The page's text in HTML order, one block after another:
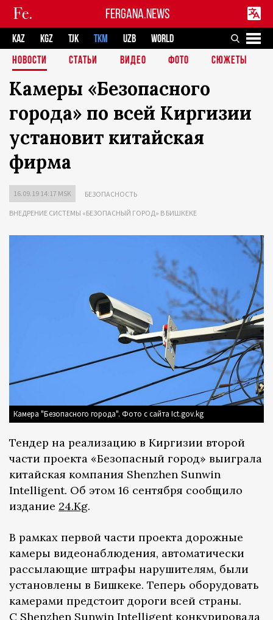
FERGANA.NEWS
KAZ KGZ TJK TKM UZB
WORLD
НОВОСТИ
СТАТЬИ ВИДЕО ФОТО СЮЖЕТЫ
Камеры «Безопасного
города» по всей Киргизии
установит китайская
фирма
16.09.19 14:17 MSK БЕЗОПАСНОСТЬ
ВНЕДРЕНИЕ СИСТЕМЫ «БЕЗОПАСНЫЙ ГОРОД» В БИШКЕКЕ
Камера "Безопасного города". Фото с сайта Ict.gov.kg
Тендер на реализацию в Киргизии второй
части проекта «Безопасный город» выиграла
китайская компания Shenzhen Sunwin
Intelligent. Об этом 16 сентября сообщило
издание 24.Kg.
В рамках первой части проекта дорожные
камеры видеонаблюдения, автоматически
рассылающие штрафы нарушителям, были
установлены в Бишкеке. Теперь оборудовать
камерами предстоит дороги всей страны.
С Shenzhen Sunwin Intelligent конкурировала